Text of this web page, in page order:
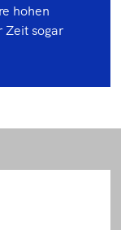
hohen
Zeit sogar